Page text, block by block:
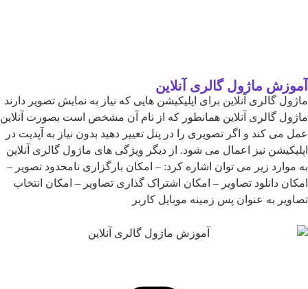
آموزش ماژول گالری آنلاین
ماژول گالری آنلاین برای اپلیکیشن هایی که نیاز به نمایش تصویر دارند
ماژول گالری آنلاین همانطور که از نام آن مشخص است بصورت آنلاین
عمل می کند و اگر تصویری را در پنل تغییر دهید بدون نیاز به آپدیت در
اپلیکیشن نیز اعمال می شود. از دیگر ویژگی های ماژول گالری آنلاین
به موارد زیر می توان اشاره کرد: – امکان بارگزاری نامحدود تصویر –
امکان دانلود تصاویر – امکان اشتراک گذاری تصاویر – امکان انتخاب
تصاویر به عنوان پس زمینه موبایل کاربر